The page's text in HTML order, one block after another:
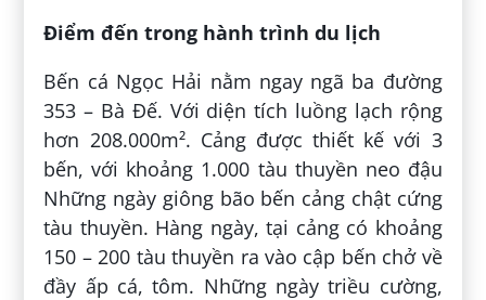
Điểm đến trong hành trình du lịch
Bến cá Ngọc Hải nằm ngay ngã ba đường
353 – Bà Đế. Với diện tích luồng lạch rộng
hơn 208.000m². Cảng được thiết kế với 3
bến, với khoảng 1.000 tàu thuyền neo đậu
Những ngày giông bão bến cảng chật cứng
tàu thuyền. Hàng ngày, tại cảng có khoảng
150 – 200 tàu thuyền ra vào cập bến chở về
đầy ấp cá, tôm. Những ngày triều cường,